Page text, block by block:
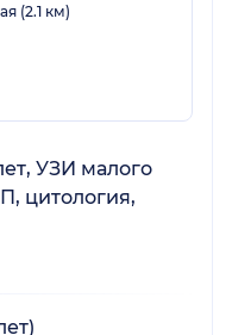
(2.1 км)
УЗИ малого
цитология,